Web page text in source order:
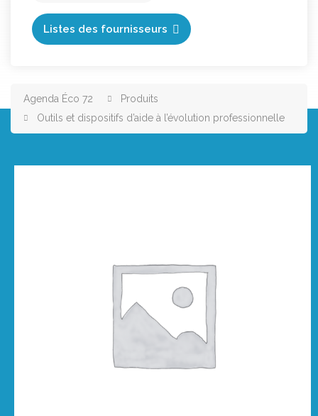
Listes des fournisseurs
Agenda Éco 72
Produits
Outils et dispositifs d’aide à l’évolution professionnelle